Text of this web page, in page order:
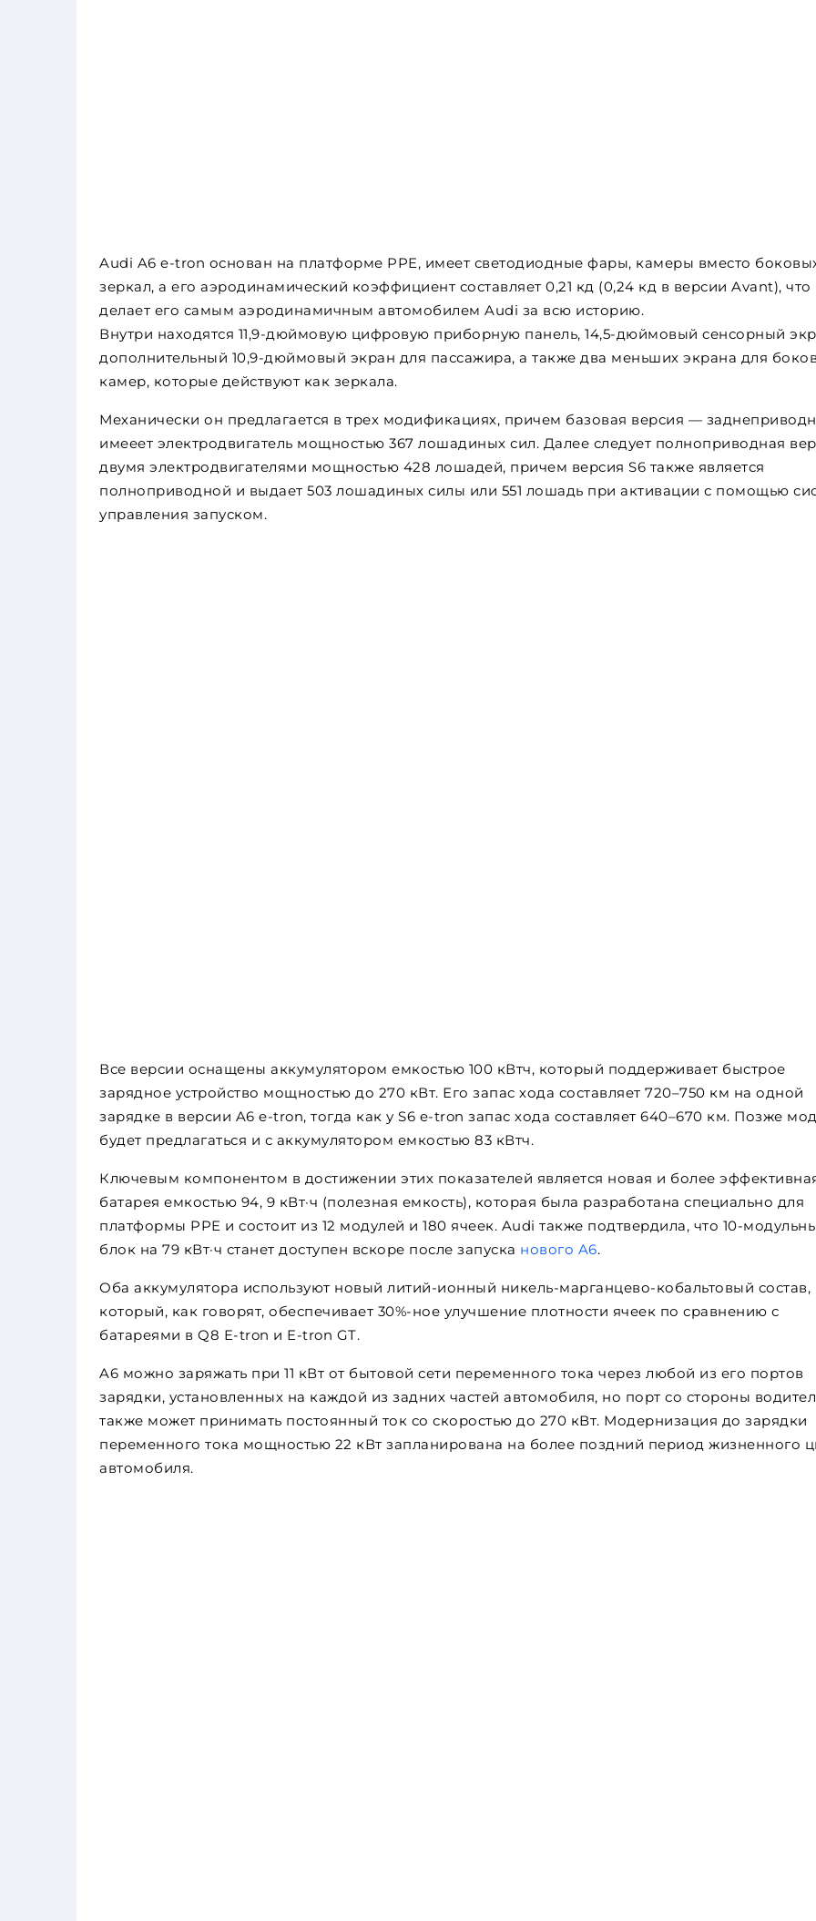
Audi A6 e-tron основан на платформе PPE, имеет светодиодные фары, камеры вместо
зеркал, а его аэродинамический коэффициент составляет 0,21 кд (0,24 кд в версии Avant), что
делает его самым аэродинамичным автомобилем Audi за всю историю.
Внутри находятся 11,9-дюймовую цифровую приборную панель, 14,5-дюймовый сенсорный
дополнительный 10,9-дюймовый экран для пассажира, а также два меньших экрана для
камер, которые действуют как зеркала.
Механически он предлагается в трех модификациях, причем базовая версия —
имееет электродвигатель мощностью 367 лошадиных сил. Далее следует полноприводная
двумя электродвигателями мощностью 428 лошадей, причем версия S6 также является
полноприводной и выдает 503 лошадиных силы или 551 лошадь при активации с помощью
управления запуском.
Все версии оснащены аккумулятором емкостью 100 кВтч, который поддерживает быстрое
зарядное устройство мощностью до 270 кВт. Его запас хода составляет 720–750 км на одной
зарядке в версии A6 e-tron, тогда как у S6 e-tron запас хода составляет 640–670 км. Позже
будет предлагаться и с аккумулятором емкостью 83 кВтч.
Ключевым компонентом в достижении этих показателей является новая и более
батарея емкостью 94, 9 кВт·ч (полезная емкость), которая была разработана специально для
платформы PPE и состоит из 12 модулей и 180 ячеек. Audi также подтвердила, что 10-
блок на 79 кВт·ч станет доступен вскоре после запуска нового A6.
Оба аккумулятора используют новый литий-ионный никель-марганцево-кобальтовый состав,
который, как говорят, обеспечивает 30%-ное улучшение плотности ячеек по сравнению с
батареями в Q8 E-tron и E-tron GT.
A6 можно заряжать при 11 кВт от бытовой сети переменного тока через любой из его портов
зарядки, установленных на каждой из задних частей автомобиля, но порт со стороны
также может принимать постоянный ток со скоростью до 270 кВт. Модернизация до зарядки
переменного тока мощностью 22 кВт запланирована на более поздний период жизненного
автомобиля.